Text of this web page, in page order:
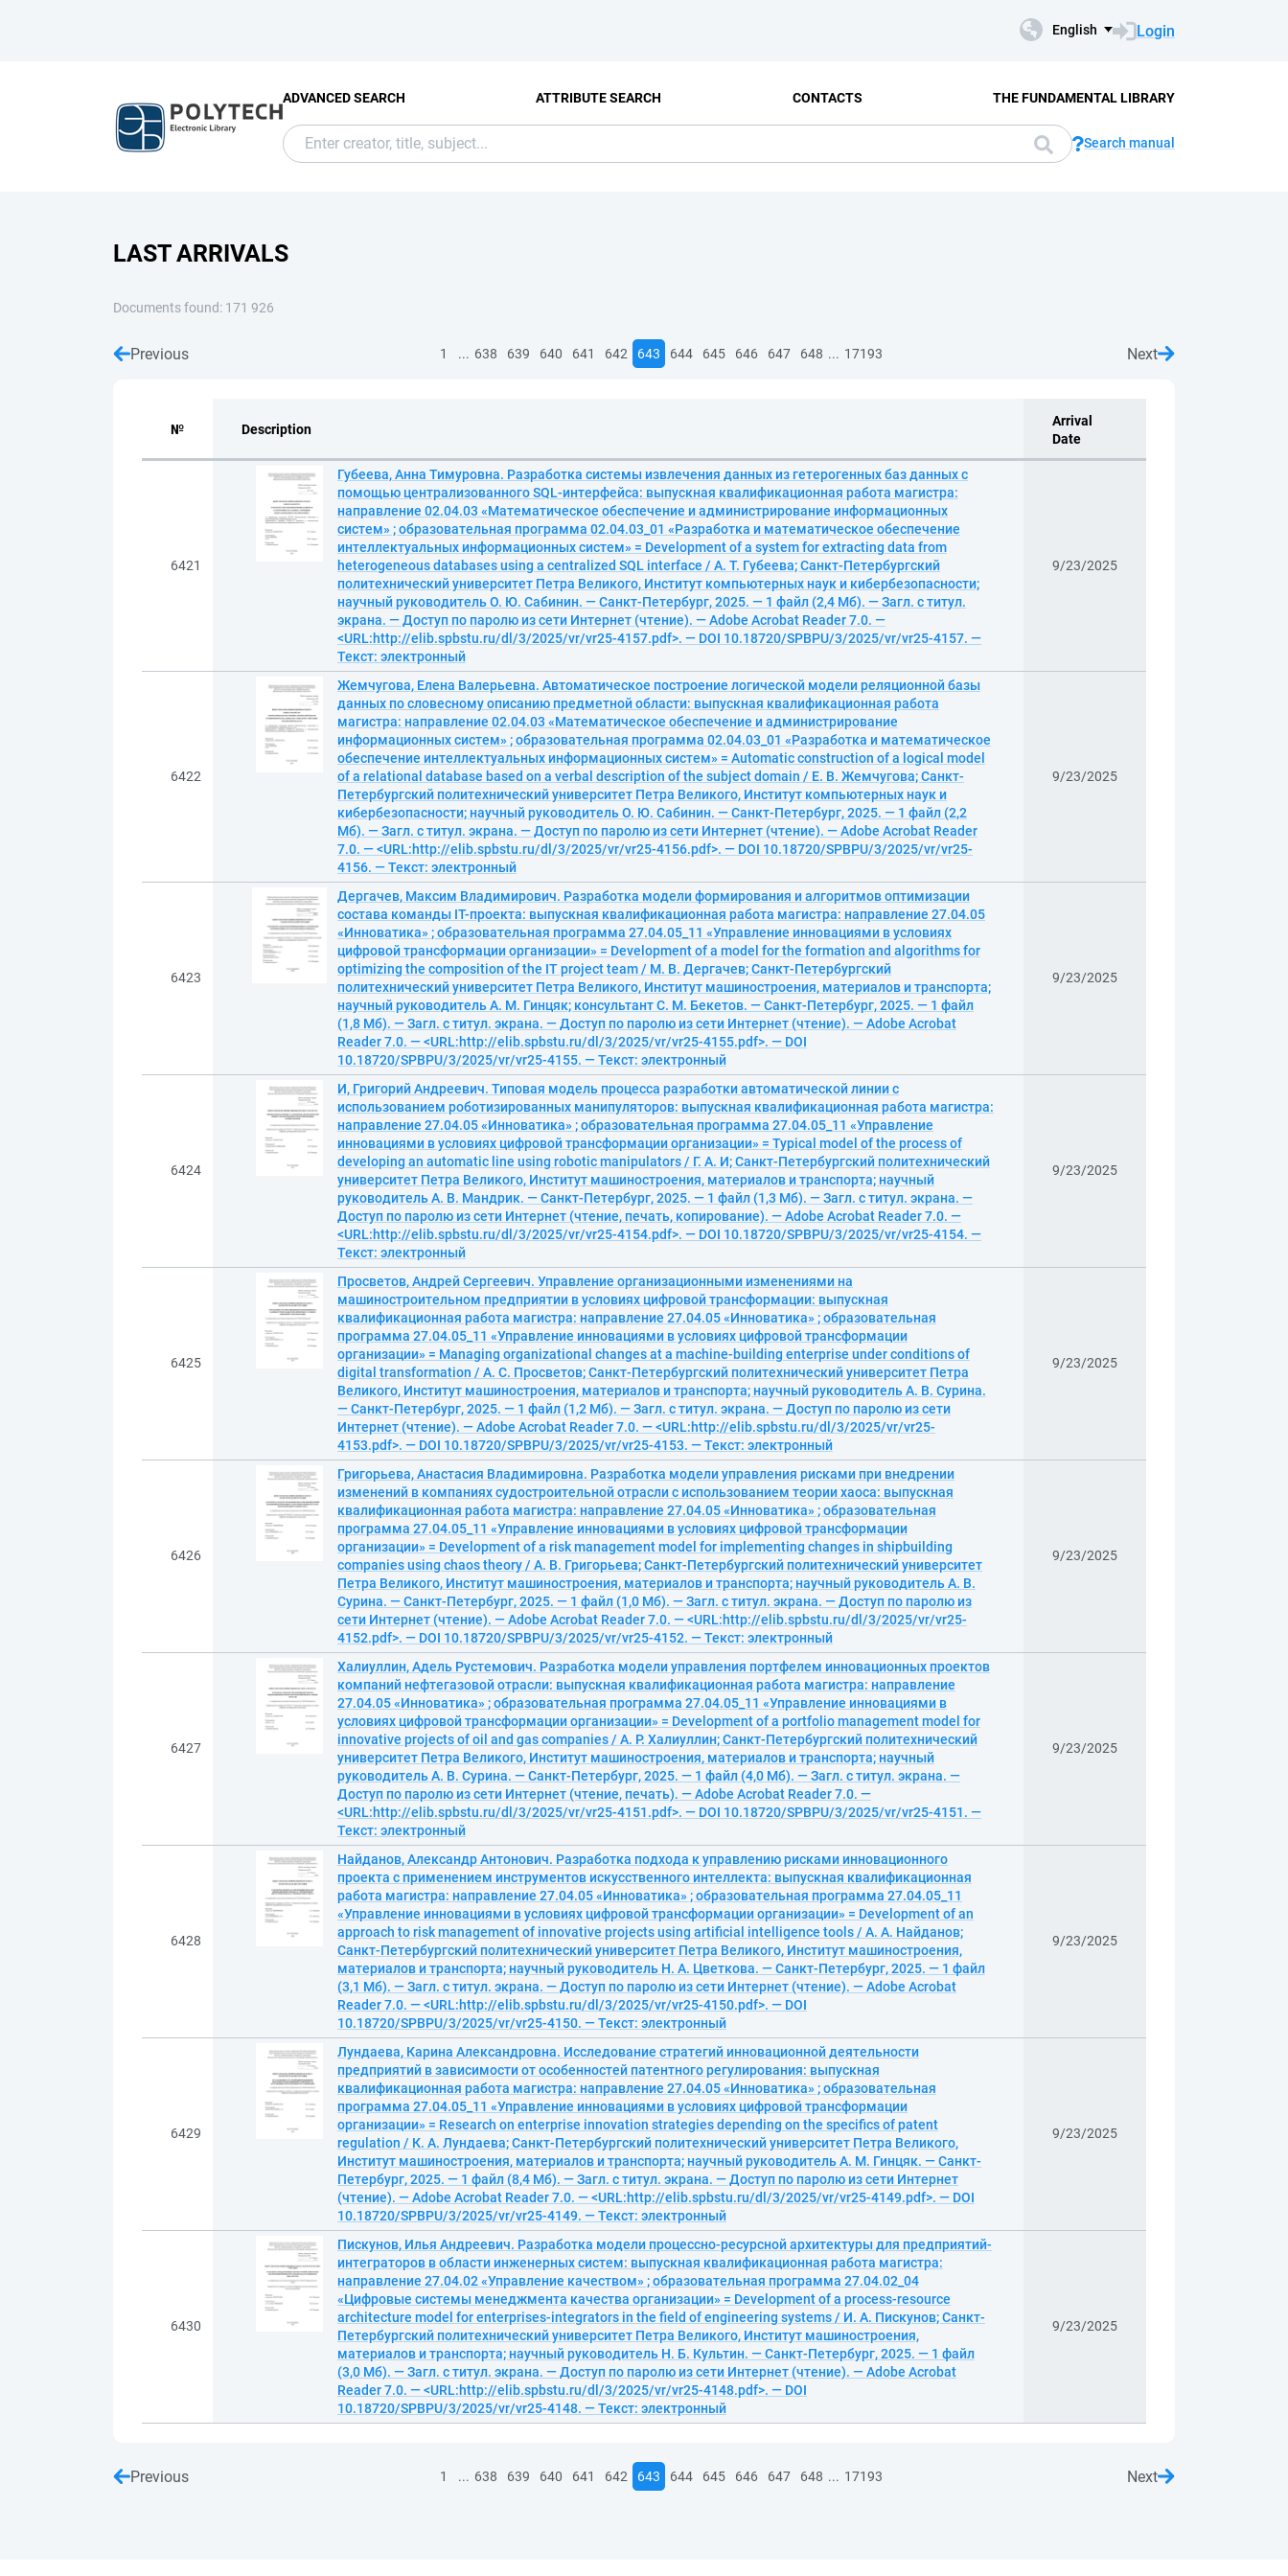
English Login
ADVANCED SEARCH ATTRIBUTE SEARCH CONTACTS THE FUNDAMENTAL LIBRARY
Search manual
LAST ARRIVALS
Documents found: 171 926
Previous 1 ... 638 639 640 641 642 643 644 645 646 647 648 ... 17193 Next
№ Description
Arrival
Date
6421
Губеева, Анна Тимуровна. Разработка системы извлечения данных из гетерогенных баз данных с
помощью централизованного SQL-интерфейса: выпускная квалификационная работа магистра:
направление 02.04.03 «Математическое обеспечение и администрирование информационных
систем» ; образовательная программа 02.04.03_01 «Разработка и математическое обеспечение
интеллектуальных информационных систем» = Development of a system for extracting data from
heterogeneous databases using a centralized SQL interface / А. Т. Губеева; Санкт-Петербургский
политехнический университет Петра Великого, Институт компьютерных наук и кибербезопасности;
научный руководитель О. Ю. Сабинин. — Санкт-Петербург, 2025. — 1 файл (2,4 Мб). — Загл. с титул.
экрана. — Доступ по паролю из сети Интернет (чтение). — Adobe Acrobat Reader 7.0. —
<URL:http://elib.spbstu.ru/dl/3/2025/vr/vr25-4157.pdf>. — DOI 10.18720/SPBPU/3/2025/vr/vr25-4157. —
Текст: электронный
9/23/2025
6422
Жемчугова, Елена Валерьевна. Автоматическое построение логической модели реляционной базы
данных по словесному описанию предметной области: выпускная квалификационная работа
магистра: направление 02.04.03 «Математическое обеспечение и администрирование
информационных систем» ; образовательная программа 02.04.03_01 «Разработка и математическое
обеспечение интеллектуальных информационных систем» = Automatic construction of a logical model
of a relational database based on a verbal description of the subject domain / Е. В. Жемчугова; Санкт-
Петербургский политехнический университет Петра Великого, Институт компьютерных наук и
кибербезопасности; научный руководитель О. Ю. Сабинин. — Санкт-Петербург, 2025. — 1 файл (2,2
Мб). — Загл. с титул. экрана. — Доступ по паролю из сети Интернет (чтение). — Adobe Acrobat Reader
7.0. — <URL:http://elib.spbstu.ru/dl/3/2025/vr/vr25-4156.pdf>. — DOI 10.18720/SPBPU/3/2025/vr/vr25-
4156. — Текст: электронный
9/23/2025
6423
Дергачев, Максим Владимирович. Разработка модели формирования и алгоритмов оптимизации
состава команды IT-проекта: выпускная квалификационная работа магистра: направление 27.04.05
«Инноватика» ; образовательная программа 27.04.05_11 «Управление инновациями в условиях
цифровой трансформации организации» = Development of a model for the formation and algorithms for
optimizing the composition of the IT project team / М. В. Дергачев; Санкт-Петербургский
политехнический университет Петра Великого, Институт машиностроения, материалов и транспорта;
научный руководитель А. М. Гинцяк; консультант С. М. Бекетов. — Санкт-Петербург, 2025. — 1 файл
(1,8 Мб). — Загл. с титул. экрана. — Доступ по паролю из сети Интернет (чтение). — Adobe Acrobat
Reader 7.0. — <URL:http://elib.spbstu.ru/dl/3/2025/vr/vr25-4155.pdf>. — DOI
10.18720/SPBPU/3/2025/vr/vr25-4155. — Текст: электронный
9/23/2025
6424
И, Григорий Андреевич. Типовая модель процесса разработки автоматической линии с
использованием роботизированных манипуляторов: выпускная квалификационная работа магистра:
направление 27.04.05 «Инноватика» ; образовательная программа 27.04.05_11 «Управление
инновациями в условиях цифровой трансформации организации» = Typical model of the process of
developing an automatic line using robotic manipulators / Г. А. И; Санкт-Петербургский политехнический
университет Петра Великого, Институт машиностроения, материалов и транспорта; научный
руководитель А. В. Мандрик. — Санкт-Петербург, 2025. — 1 файл (1,3 Мб). — Загл. с титул. экрана. —
Доступ по паролю из сети Интернет (чтение, печать, копирование). — Adobe Acrobat Reader 7.0. —
<URL:http://elib.spbstu.ru/dl/3/2025/vr/vr25-4154.pdf>. — DOI 10.18720/SPBPU/3/2025/vr/vr25-4154. —
Текст: электронный
9/23/2025
6425
Просветов, Андрей Сергеевич. Управление организационными изменениями на
машиностроительном предприятии в условиях цифровой трансформации: выпускная
квалификационная работа магистра: направление 27.04.05 «Инноватика» ; образовательная
программа 27.04.05_11 «Управление инновациями в условиях цифровой трансформации
организации» = Managing organizational changes at a machine-building enterprise under conditions of
digital transformation / А. С. Просветов; Санкт-Петербургский политехнический университет Петра
Великого, Институт машиностроения, материалов и транспорта; научный руководитель А. В. Сурина.
— Санкт-Петербург, 2025. — 1 файл (1,2 Мб). — Загл. с титул. экрана. — Доступ по паролю из сети
Интернет (чтение). — Adobe Acrobat Reader 7.0. — <URL:http://elib.spbstu.ru/dl/3/2025/vr/vr25-
4153.pdf>. — DOI 10.18720/SPBPU/3/2025/vr/vr25-4153. — Текст: электронный
9/23/2025
6426
Григорьева, Анастасия Владимировна. Разработка модели управления рисками при внедрении
изменений в компаниях судостроительной отрасли с использованием теории хаоса: выпускная
квалификационная работа магистра: направление 27.04.05 «Инноватика» ; образовательная
программа 27.04.05_11 «Управление инновациями в условиях цифровой трансформации
организации» = Development of a risk management model for implementing changes in shipbuilding
companies using chaos theory / А. В. Григорьева; Санкт-Петербургский политехнический университет
Петра Великого, Институт машиностроения, материалов и транспорта; научный руководитель А. В.
Сурина. — Санкт-Петербург, 2025. — 1 файл (1,0 Мб). — Загл. с титул. экрана. — Доступ по паролю из
сети Интернет (чтение). — Adobe Acrobat Reader 7.0. — <URL:http://elib.spbstu.ru/dl/3/2025/vr/vr25-
4152.pdf>. — DOI 10.18720/SPBPU/3/2025/vr/vr25-4152. — Текст: электронный
9/23/2025
6427
Халиуллин, Адель Рустемович. Разработка модели управления портфелем инновационных проектов
компаний нефтегазовой отрасли: выпускная квалификационная работа магистра: направление
27.04.05 «Инноватика» ; образовательная программа 27.04.05_11 «Управление инновациями в
условиях цифровой трансформации организации» = Development of a portfolio management model for
innovative projects of oil and gas companies / А. Р. Халиуллин; Санкт-Петербургский политехнический
университет Петра Великого, Институт машиностроения, материалов и транспорта; научный
руководитель А. В. Сурина. — Санкт-Петербург, 2025. — 1 файл (4,0 Мб). — Загл. с титул. экрана. —
Доступ по паролю из сети Интернет (чтение, печать). — Adobe Acrobat Reader 7.0. —
<URL:http://elib.spbstu.ru/dl/3/2025/vr/vr25-4151.pdf>. — DOI 10.18720/SPBPU/3/2025/vr/vr25-4151. —
Текст: электронный
9/23/2025
6428
Найданов, Александр Антонович. Разработка подхода к управлению рисками инновационного
проекта с применением инструментов искусственного интеллекта: выпускная квалификационная
работа магистра: направление 27.04.05 «Инноватика» ; образовательная программа 27.04.05_11
«Управление инновациями в условиях цифровой трансформации организации» = Development of an
approach to risk management of innovative projects using artificial intelligence tools / А. А. Найданов;
Санкт-Петербургский политехнический университет Петра Великого, Институт машиностроения,
материалов и транспорта; научный руководитель Н. А. Цветкова. — Санкт-Петербург, 2025. — 1 файл
(3,1 Мб). — Загл. с титул. экрана. — Доступ по паролю из сети Интернет (чтение). — Adobe Acrobat
Reader 7.0. — <URL:http://elib.spbstu.ru/dl/3/2025/vr/vr25-4150.pdf>. — DOI
10.18720/SPBPU/3/2025/vr/vr25-4150. — Текст: электронный
9/23/2025
6429
Лундаева, Карина Александровна. Исследование стратегий инновационной деятельности
предприятий в зависимости от особенностей патентного регулирования: выпускная
квалификационная работа магистра: направление 27.04.05 «Инноватика» ; образовательная
программа 27.04.05_11 «Управление инновациями в условиях цифровой трансформации
организации» = Research on enterprise innovation strategies depending on the specifics of patent
regulation / К. А. Лундаева; Санкт-Петербургский политехнический университет Петра Великого,
Институт машиностроения, материалов и транспорта; научный руководитель А. М. Гинцяк. — Санкт-
Петербург, 2025. — 1 файл (8,4 Мб). — Загл. с титул. экрана. — Доступ по паролю из сети Интернет
(чтение). — Adobe Acrobat Reader 7.0. — <URL:http://elib.spbstu.ru/dl/3/2025/vr/vr25-4149.pdf>. — DOI
10.18720/SPBPU/3/2025/vr/vr25-4149. — Текст: электронный
9/23/2025
6430
Пискунов, Илья Андреевич. Разработка модели процессно-ресурсной архитектуры для предприятий-
интеграторов в области инженерных систем: выпускная квалификационная работа магистра:
направление 27.04.02 «Управление качеством» ; образовательная программа 27.04.02_04
«Цифровые системы менеджмента качества организации» = Development of a process-resource
architecture model for enterprises-integrators in the field of engineering systems / И. А. Пискунов; Санкт-
Петербургский политехнический университет Петра Великого, Институт машиностроения,
материалов и транспорта; научный руководитель Н. Б. Культин. — Санкт-Петербург, 2025. — 1 файл
(3,0 Мб). — Загл. с титул. экрана. — Доступ по паролю из сети Интернет (чтение). — Adobe Acrobat
Reader 7.0. — <URL:http://elib.spbstu.ru/dl/3/2025/vr/vr25-4148.pdf>. — DOI
10.18720/SPBPU/3/2025/vr/vr25-4148. — Текст: электронный
9/23/2025
Previous 1 ... 638 639 640 641 642 643 644 645 646 647 648 ... 17193 Next